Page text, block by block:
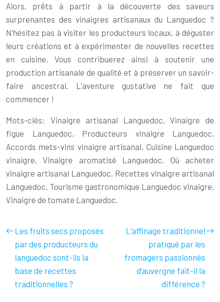
Alors, prêts à partir à la découverte des saveurs
surprenantes des vinaigres artisanaux du Languedoc ?
N’hésitez pas à visiter les producteurs locaux, à déguster
leurs créations et à expérimenter de nouvelles recettes
en cuisine. Vous contribuerez ainsi à soutenir une
production artisanale de qualité et à préserver un savoir-
faire ancestral. L’aventure gustative ne fait que
commencer !
Mots-clés: Vinaigre artisanal Languedoc, Vinaigre de
figue Languedoc, Producteurs vinaigre Languedoc,
Accords mets-vins vinaigre artisanal, Cuisine Languedoc
vinaigre, Vinaigre aromatisé Languedoc, Où acheter
vinaigre artisanal Languedoc, Recettes vinaigre artisanal
Languedoc, Tourisme gastronomique Languedoc vinaigre,
Vinaigre de tomate Languedoc.
Les fruits secs proposés
par des producteurs du
languedoc sont-ils la
base de recettes
traditionnelles ?
L’affinage traditionnel
pratiqué par les
fromagers passionnés
d’auvergne fait-il la
différence ?